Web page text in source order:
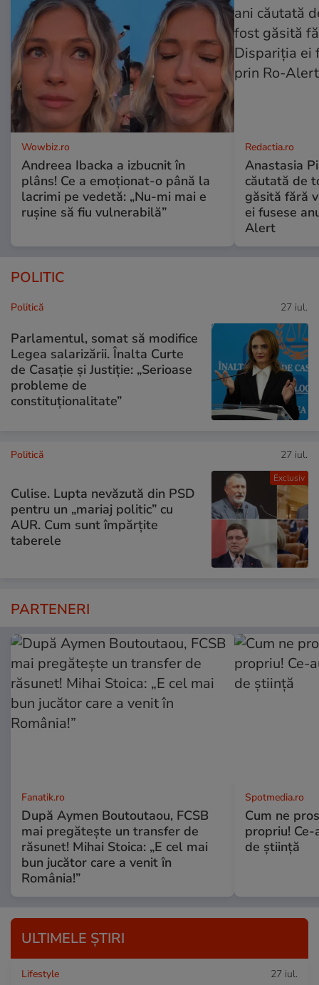
Wowbiz.ro
Andreea Ibacka a izbucnit în
plâns! Ce a emoționat-o până la
lacrimi pe vedetă: „Nu-mi mai e
rușine să fiu vulnerabilă”
Redactia.ro
Anastasia
căutată de
găsită fără
ei fusese
Alert
POLITIC
Politică 27 iul.
Parlamentul, somat să modifice
Legea salarizării. Înalta Curte
de Casație și Justiție: „Serioase
probleme de
constituționalitate”
Exclusiv
Politică 27 iul.
Culise. Lupta nevăzută din PSD
pentru un „mariaj politic” cu
AUR. Cum sunt împărțite
taberele
PARTENERI
Fanatik.ro
După Aymen Boutoutaou, FCSB
mai pregătește un transfer de
răsunet! Mihai Stoica: „E cel mai
bun jucător care a venit în
România!”
Spotmedia.ro
Cum ne
propriu!
de știință
ULTIMELE ȘTIRI
Lifestyle 27 iul.